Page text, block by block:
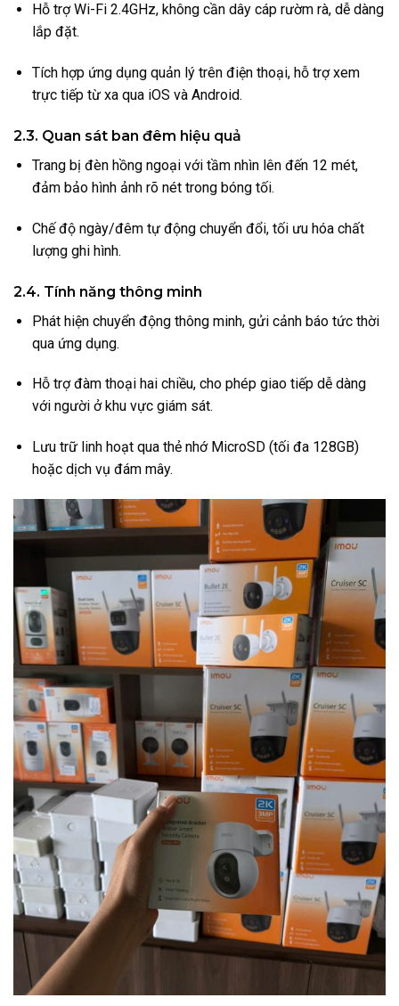
Hỗ trợ Wi-Fi 2.4GHz, không cần dây cáp rườm rà, dễ dàng
lắp đặt.
Tích hợp ứng dụng quản lý trên điện thoại, hỗ trợ xem
trực tiếp từ xa qua iOS và Android.
2.3. Quan sát ban đêm hiệu quả
Trang bị đèn hồng ngoại với tầm nhìn lên đến 12 mét,
đảm bảo hình ảnh rõ nét trong bóng tối.
Chế độ ngày/đêm tự động chuyển đổi, tối ưu hóa chất
lượng ghi hình.
2.4. Tính năng thông minh
Phát hiện chuyển động thông minh, gửi cảnh báo tức thời
qua ứng dụng.
Hỗ trợ đàm thoại hai chiều, cho phép giao tiếp dễ dàng
với người ở khu vực giám sát.
Lưu trữ linh hoạt qua thẻ nhớ MicroSD (tối đa 128GB)
hoặc dịch vụ đám mây.